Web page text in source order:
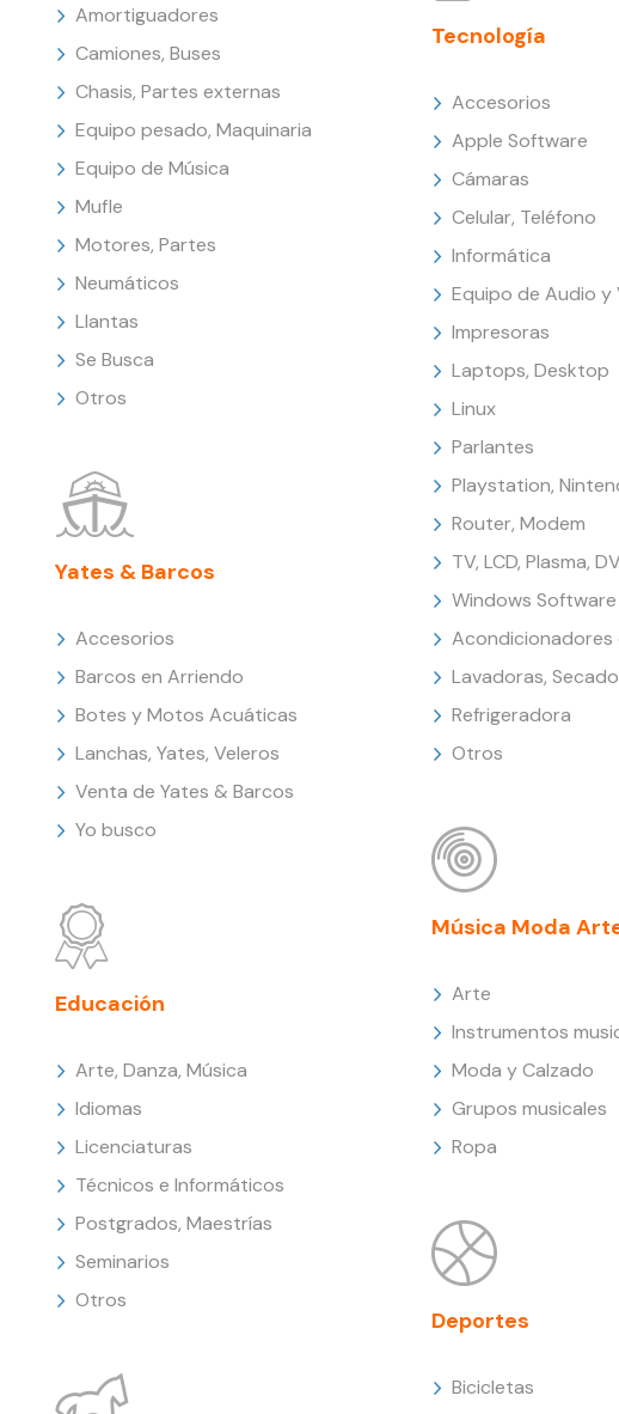
Amortiguadores
Camiones, Buses
Chasis, Partes externas
Equipo pesado, Maquinaria
Equipo de Música
Mufle
Motores, Partes
Neumáticos
Llantas
Se Busca
Otros
Yates & Barcos
Accesorios
Barcos en Arriendo
Botes y Motos Acuáticas
Lanchas, Yates, Veleros
Venta de Yates & Barcos
Yo busco
Educación
Arte, Danza, Música
Idiomas
Licenciaturas
Técnicos e Informáticos
Postgrados, Maestrías
Seminarios
Otros
Tecnología
Accesorios
Apple Software
Cámaras
Celular, Teléfono
Informática
Equipo de Audio y
Impresoras
Laptops, Desktop
Linux
Parlantes
Playstation,
Router, Modem
TV, LCD, Plasma,
Windows Software
Acondicionadores
Lavadoras,
Refrigeradora
Otros
Música Moda
Arte
Instrumentos
Moda y Calzado
Grupos musicales
Ropa
Deportes
Bicicletas